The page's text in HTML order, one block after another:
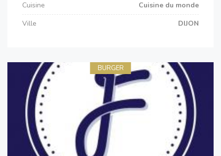
Cuisine
Cuisine du monde
Ville
DIJON
BURGER